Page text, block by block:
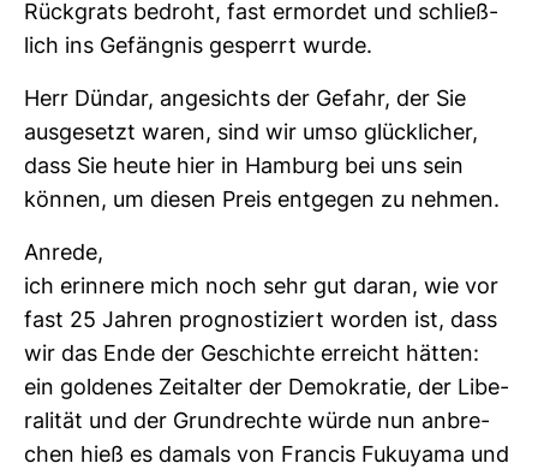
Rück­grats bedroht, fast ermordet und schließ­
lich ins Gefängnis gesperrt wurde.
Herr Dündar, ange­sichts der Gefahr, der Sie
aus­ge­setzt waren, sind wir umso glück­li­cher,
dass Sie heute hier in Ham­burg bei uns sein
können, um diesen Preis ent­gegen zu nehmen.
Anrede,
ich erin­nere mich noch sehr gut daran, wie vor
fast 25 Jahren pro­gnos­ti­ziert worden ist, dass
wir das Ende der Geschichte erreicht hätten:
ein gol­denes Zeit­alter der Demo­kratie, der Libe­
ra­lität und der Grund­rechte würde nun anbre­
chen hieß es damals von Francis Fuku­yama und